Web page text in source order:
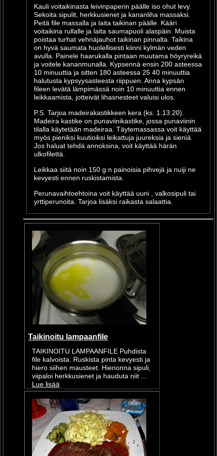
Kauli voitaikinasta leivinpaperin päälle iso ohut levy.
Sekoita sipulit, herkkusienet ja kananliha massaksi.
Peitä file massalla ja laita taikinan päälle. Kääri
voitaikina rullalle ja laita saumapuoli alaspäin. Muista
poistaa turhat vehnäjauhot taikinan pinnalta. Taikina
on hyvä saumata huolellisesti kiinni kylmän veden
avulla. Painele haarukalla pintaan muutama höyryreikä
ja voitele kananmunalla. Kypsennä ensin 200 asteessa
10 minuuttia ja sitten 180 asteessa 25 40 minuuttia
halutusta kypsyysasteesta riippuen. Anna kypsän
fileen levätä lämpimässä noin 10 minuuttia ennen
leikkaamista, jotteivät lihasnesteet valuisi ulos.
P.S. Tarjoa madeirakastikkeen kera (ks. 1.13.20).
Madeira kastike on punaviinikastike, jossa punaviinin
tilalla käytetään madeiraa. Täytemassassa voit käyttää
myös pieniksi kuutioiksi leikattuja juureksia ja sieniä.
Jos haluat tehdä annoksina, voit käyttää härän
ulkofilettä.
Leikkaa siitä noin 150 g:n painoisia pihvejä ja nuiji ne
kevyesti ennen ruskistamista.
Perunavaihtoehtoina voit käyttää uuni , valkosipuli tai
yrttiperunoita. Tarjoa lisäksi raikasta salaattia.
Taikinoitu lampaanfile
TAIKINOITU LAMPAANFILE Puhdista
file kalvoista. Ruskista pinta kevyesti ja
hiero siihen mausteet. Hienonna sipuli,
viipaloi herkkusienet ja hauduta niit ...
Lue lisää